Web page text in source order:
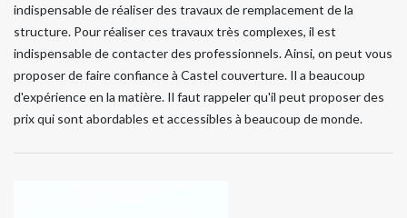
indispensable de réaliser des travaux de remplacement de la
structure. Pour réaliser ces travaux très complexes, il est
indispensable de contacter des professionnels. Ainsi, on peut vous
proposer de faire confiance à Castel couverture. Il a beaucoup
d'expérience en la matière. Il faut rappeler qu'il peut proposer des
prix qui sont abordables et accessibles à beaucoup de monde.